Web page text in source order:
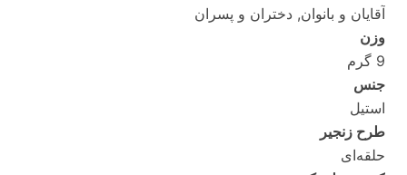
آقایان و بانوان, دختران و پسران
وزن
9 گرم
جنس
استیل
طرح زنجیر
حلقه‌ای